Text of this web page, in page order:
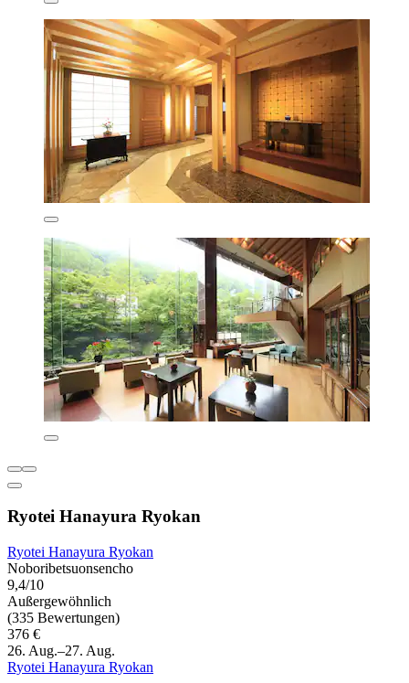
Ryotei Hanayura Ryokan
Ryotei Hanayura Ryokan
Noboribetsuonsencho
9,4/10
Außergewöhnlich
(335 Bewertungen)
376 €
26. Aug.–27. Aug.
Ryotei Hanayura Ryokan